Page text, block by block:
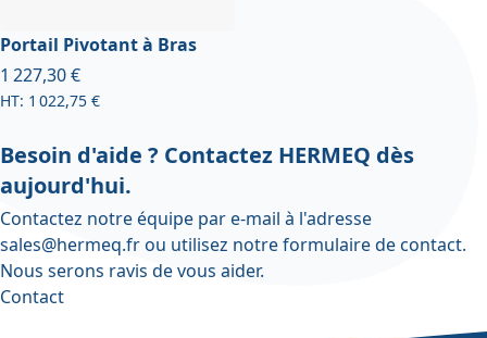
Portail Pivotant à Bras
À partir de
1 227,30 €
1 022,75 €
Besoin d'aide ? Contactez HERMEQ dès
aujourd'hui.
Contactez notre équipe par e-mail à l'adresse
sales@hermeq.frou utilisez notreformulaire de contact.
Nous serons ravis de vous aider.
Contact